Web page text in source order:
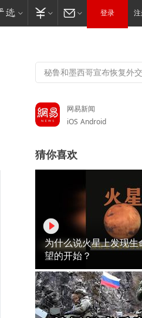
登录 注
网易新闻
iOS Android
猜你喜欢
为什么说火星上发现
望的开始？